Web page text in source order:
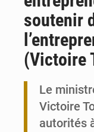
soutenir
(Victoire
Le
Victoire
autorités